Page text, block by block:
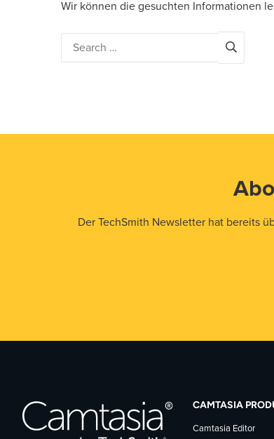
Wir können die gesuchten Informationen
Der TechSmith Newsletter hat bereits
CAMTASIA
Camtasia Editor